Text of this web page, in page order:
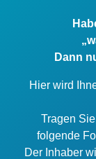
Dann
Hier wird
Tragen
folgende
Der Inhaber